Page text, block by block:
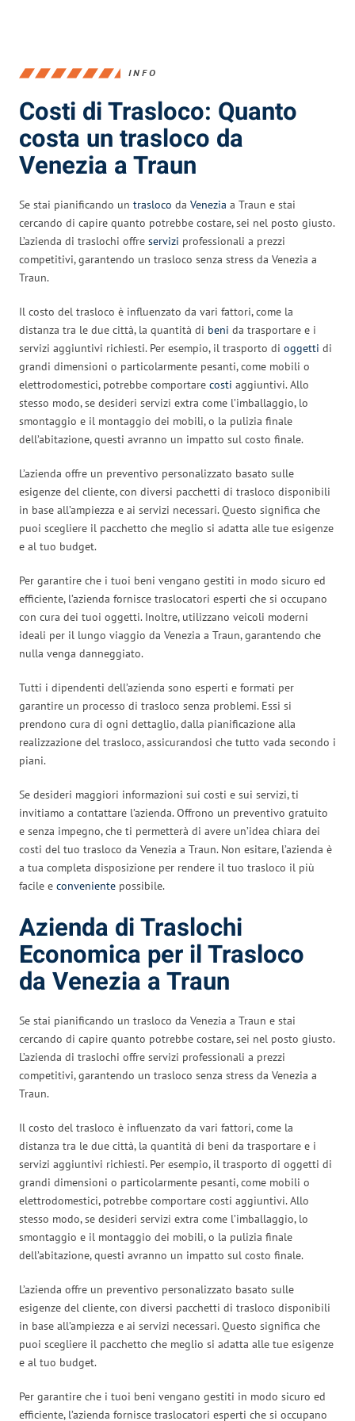
INFO
Costi di Trasloco: Quanto
costa un trasloco da
Venezia a Traun
Se stai pianificando un trasloco da Venezia a Traun e stai
cercando di capire quanto potrebbe costare, sei nel posto giusto.
L’azienda di traslochi offre servizi professionali a prezzi
competitivi, garantendo un trasloco senza stress da Venezia a
Traun.
Il costo del trasloco è influenzato da vari fattori, come la
distanza tra le due città, la quantità di beni da trasportare e i
servizi aggiuntivi richiesti. Per esempio, il trasporto di oggetti di
grandi dimensioni o particolarmente pesanti, come mobili o
elettrodomestici, potrebbe comportare costi aggiuntivi. Allo
stesso modo, se desideri servizi extra come l’imballaggio, lo
smontaggio e il montaggio dei mobili, o la pulizia finale
dell’abitazione, questi avranno un impatto sul costo finale.
L’azienda offre un preventivo personalizzato basato sulle
esigenze del cliente, con diversi pacchetti di trasloco disponibili
in base all’ampiezza e ai servizi necessari. Questo significa che
puoi scegliere il pacchetto che meglio si adatta alle tue esigenze
e al tuo budget.
Per garantire che i tuoi beni vengano gestiti in modo sicuro ed
efficiente, l’azienda fornisce traslocatori esperti che si occupano
con cura dei tuoi oggetti. Inoltre, utilizzano veicoli moderni
ideali per il lungo viaggio da Venezia a Traun, garantendo che
nulla venga danneggiato.
Tutti i dipendenti dell’azienda sono esperti e formati per
garantire un processo di trasloco senza problemi. Essi si
prendono cura di ogni dettaglio, dalla pianificazione alla
realizzazione del trasloco, assicurandosi che tutto vada secondo i
piani.
Se desideri maggiori informazioni sui costi e sui servizi, ti
invitiamo a contattare l’azienda. Offrono un preventivo gratuito
e senza impegno, che ti permetterà di avere un’idea chiara dei
costi del tuo trasloco da Venezia a Traun. Non esitare, l’azienda è
a tua completa disposizione per rendere il tuo trasloco il più
facile e conveniente possibile.
Azienda di Traslochi
Economica per il Trasloco
da Venezia a Traun
Se stai pianificando un trasloco da Venezia a Traun e stai
cercando di capire quanto potrebbe costare, sei nel posto giusto.
L’azienda di traslochi offre servizi professionali a prezzi
competitivi, garantendo un trasloco senza stress da Venezia a
Traun.
Il costo del trasloco è influenzato da vari fattori, come la
distanza tra le due città, la quantità di beni da trasportare e i
servizi aggiuntivi richiesti. Per esempio, il trasporto di oggetti di
grandi dimensioni o particolarmente pesanti, come mobili o
elettrodomestici, potrebbe comportare costi aggiuntivi. Allo
stesso modo, se desideri servizi extra come l’imballaggio, lo
smontaggio e il montaggio dei mobili, o la pulizia finale
dell’abitazione, questi avranno un impatto sul costo finale.
L’azienda offre un preventivo personalizzato basato sulle
esigenze del cliente, con diversi pacchetti di trasloco disponibili
in base all’ampiezza e ai servizi necessari. Questo significa che
puoi scegliere il pacchetto che meglio si adatta alle tue esigenze
e al tuo budget.
Per garantire che i tuoi beni vengano gestiti in modo sicuro ed
efficiente, l’azienda fornisce traslocatori esperti che si occupano